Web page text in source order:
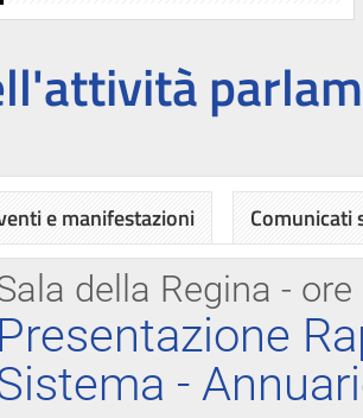
della Regina - ore
Presentazione
-
e manifestazioni Comunicati